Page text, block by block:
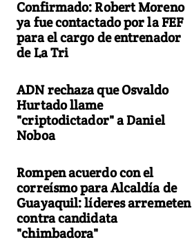
Confirmado: Robert Moreno
ya fue contactado por la FEF
para el cargo de entrenador
de La Tri
ADN rechaza que Osvaldo
Hurtado llame
"criptodictador" a Daniel
Noboa
Rompen acuerdo con el
correísmo para Alcaldía de
Guayaquil: líderes arremeten
contra candidata
"chimbadora"